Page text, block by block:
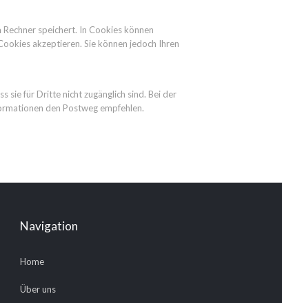
speichert. In Cookies können
akzeptieren. Sie können jedoch Ihren
sie für Dritte nicht zugänglich sind. Bei der
den Postweg empfehlen.
Navigation
Home
Über uns